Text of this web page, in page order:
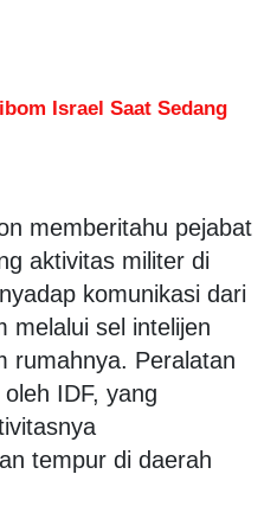
Israel Saat Sedang
memberitahu pejabat
aktivitas militer di
komunikasi dari
melalui sel intelijen
rumahnya. Peralatan
IDF, yang
tempur di daerah